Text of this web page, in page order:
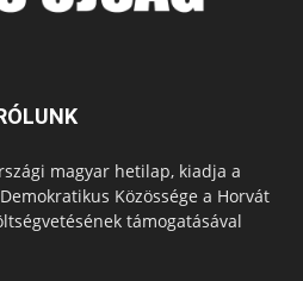
magyar hetilap, kiadja a
Közössége a Horvát
támogatásával